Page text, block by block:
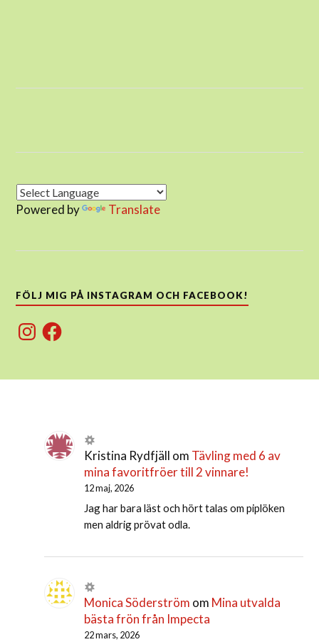
Powered by Translate
FÖLJ MIG PÅ INSTAGRAM OCH FACEBOOK!
InstagramFacebook
Kristina Rydfjäll om Tävling med 6 av
mina favoritfröer till 2 vinnare!
12 maj, 2026
Jag har bara läst och hört talas om piplöken
men aldrig prövat odla.
Monica Söderström om Mina utvalda
bästa frön från Impecta
22 mars, 2026